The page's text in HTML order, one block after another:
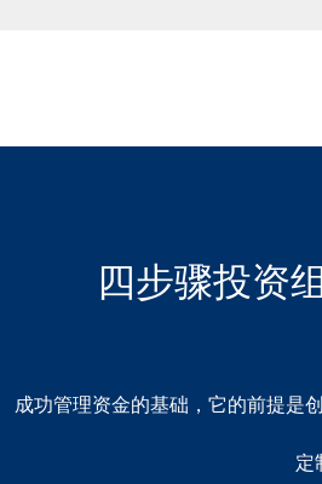
四步骤投资
成功管理资金的基础，它的前提是
定